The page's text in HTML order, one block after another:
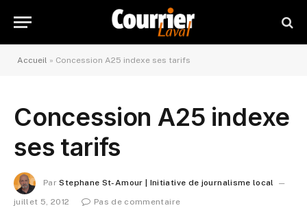
Accueil » Concession A25 indexe ses tarifs
Concession A25 indexe
ses tarifs
Par Stephane St-Amour | Initiative de journalisme local
juillet 5, 2012
Pas de commentaire